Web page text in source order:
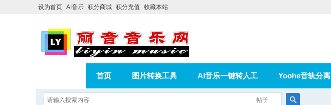
设为首页 AI音乐 积分商城 积分充值 收藏本站
首页 图片转换工具 AI音乐一键转人工 Yoohe音轨分离
在线论坛
帖子